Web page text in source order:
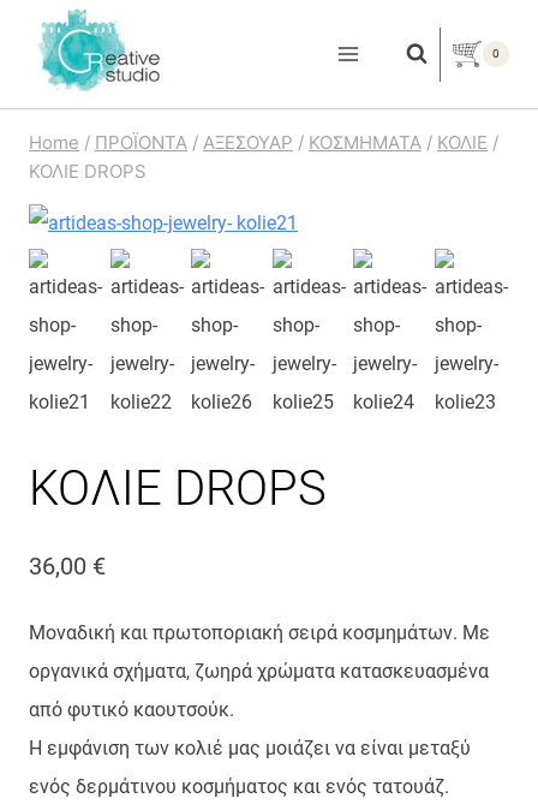
content
0
Home / ΠΡΟΪΟΝΤΑ / ΑΞΕΣΟΥΑΡ / ΚΟΣΜΗΜΑΤΑ / ΚΟΛΙΕ /
ΚΟΛΙΕ DROPS
ΚΟΛΙΕ DROPS
36,00 €
Μοναδική και πρωτοποριακή σειρά κοσμημάτων. Με
οργανικά σχήματα, ζωηρά χρώματα κατασκευασμένα
από φυτικό καουτσούκ.
Η εμφάνιση των κολιέ μας μοιάζει να είναι μεταξύ
ενός δερμάτινου κοσμήματος και ενός τατουάζ.